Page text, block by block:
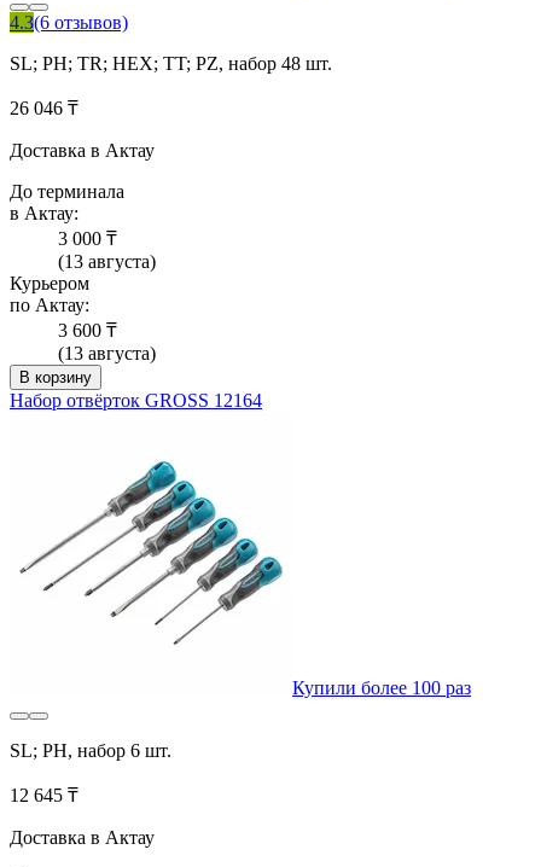
4.3(6 отзывов)
SL; PH; TR; HEX; TT; PZ, набор 48 шт.
26 046 ₸
Доставка в Актау
До терминала
в Актау:
3 000 ₸
(13 августа)
Курьером
по Актау:
3 600 ₸
(13 августа)
В корзину
Набор отвёрток GROSS 12164
Купили более 100 раз
SL; PH, набор 6 шт.
12 645 ₸
Доставка в Актау